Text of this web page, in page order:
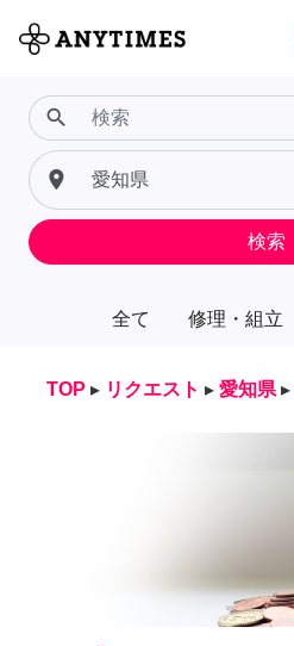
全て 修理・組立
search
place
検索
TOP ▸ リクエスト ▸ 愛知県 ▸